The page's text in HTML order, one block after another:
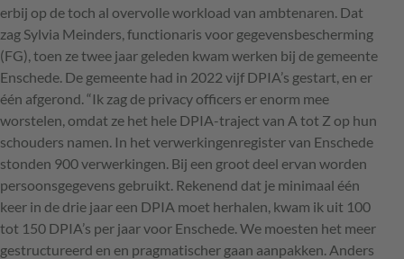
erbij op de toch al overvolle workload van ambtenaren. Dat
zag Sylvia Meinders, functionaris voor gegevensbescherming
(FG), toen ze twee jaar geleden kwam werken bij de gemeente
Enschede. De gemeente had in 2022 vijf DPIA’s gestart, en er
één afgerond. “Ik zag de privacy officers er enorm mee
worstelen, omdat ze het hele DPIA-traject van A tot Z op hun
schouders namen. In het verwerkingenregister van Enschede
stonden 900 verwerkingen. Bij een groot deel ervan worden
persoonsgegevens gebruikt. Rekenend dat je minimaal één
keer in de drie jaar een DPIA moet herhalen, kwam ik uit 100
tot 150 DPIA’s per jaar voor Enschede. We moesten het meer
gestructureerd en en pragmatischer gaan aanpakken. Anders